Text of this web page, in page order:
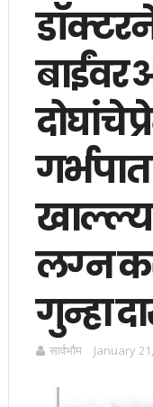
बाईंवर
दोघांचे
लग्न
गुन्हा
सार्वभाैम January